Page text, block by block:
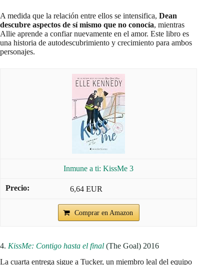
A medida que la relación entre ellos se intensifica, Dean
descubre aspectos de sí mismo que no conocía, mientras
Allie aprende a confiar nuevamente en el amor. Este libro es
una historia de autodescubrimiento y crecimiento para ambos
personajes.
Inmune a ti: KissMe 3
6,64 EUR
Comprar en Amazon
4. KissMe: Contigo hasta el final (The Goal) 2016
La cuarta entrega sigue a Tucker, un miembro leal del equipo